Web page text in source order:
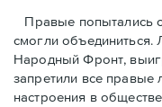
Правые пoпытались
смогли объединиться.
Народный Фронт,
запретили все правые
настроения в